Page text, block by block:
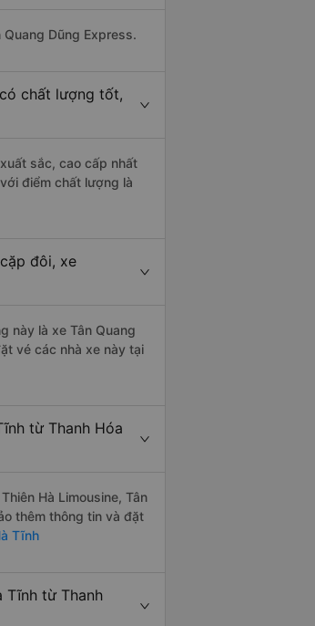
Dũng Express.
chất lượng tốt,
sắc, cao cấp nhất
điểm chất lượng là
đôi, xe
này là xe Tân Quang
vé các nhà xe này tại
từ Thanh Hóa
Hà Limousine, Tân
thêm thông tin và đặt
Tĩnh
Tĩnh từ Thanh